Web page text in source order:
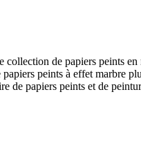
de papiers peints
peints à effet marbre
de papiers peints et de